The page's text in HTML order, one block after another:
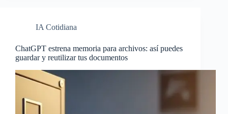
IA Cotidiana
ChatGPT estrena memoria para archivos: así puedes
guardar y reutilizar tus documentos